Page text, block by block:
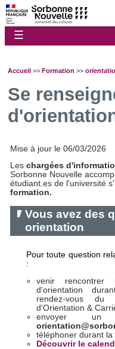
☰
Accueil >> Formation >>
Se
Mise à jour le 06/03/2026
Leschargées
Sorbonne Nouvelle
étudiant.es de l'université
formation.
Vous avez des
orientation
Pour toute question
:
venir rencontrer
d'orientation
rendez-vous du
d'Orientation &
envoyer
orientation
téléphoner durant la
Découvrir le